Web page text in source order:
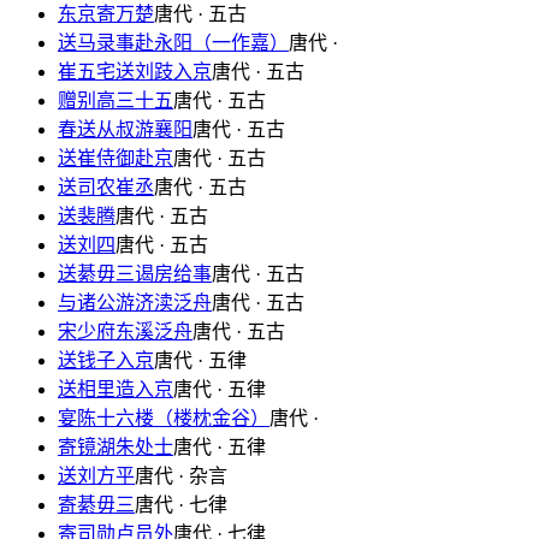
东京寄万楚唐代 · 五古
送马录事赴永阳（一作嘉） 唐代 ·
崔五宅送刘跂入京唐代 · 五古
赠别高三十五唐代 · 五古
春送从叔游襄阳唐代 · 五古
送崔侍御赴京唐代 · 五古
送司农崔丞唐代 · 五古
送裴腾唐代 · 五古
送刘四唐代 · 五古
送綦毋三谒房给事唐代 · 五古
与诸公游济渎泛舟唐代 · 五古
宋少府东溪泛舟唐代 · 五古
送钱子入京唐代 · 五律
送相里造入京唐代 · 五律
宴陈十六楼（楼枕金谷） 唐代 ·
寄镜湖朱处士唐代 · 五律
送刘方平唐代 · 杂言
寄綦毋三唐代 · 七律
寄司勋卢员外唐代 · 七律